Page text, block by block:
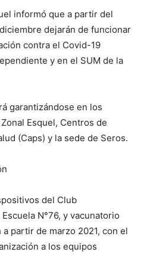
informó que a partir del
dejarán de funcionar
contra el Covid-19
y en el SUM de la
garantizándose en los
Esquel, Centros de
(Caps) y la sede de Seros.
del Club
N°76, y vacunatorio
partir de marzo 2021, con el
a los equipos